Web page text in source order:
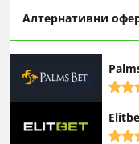
Алтернативни
5,0
5,0